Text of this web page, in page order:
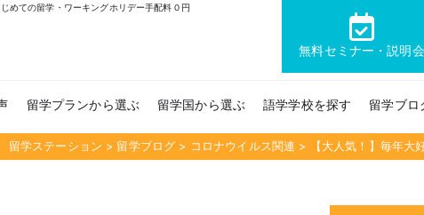
めての留学・ワーキングホリデー手配料０円
無料セミナー・説明会
留学プランから選ぶ 留学国から選ぶ 語学学校を探す 留学ブロ
留学ステーション > 留学ブログ > コロナウイルス関連 > 【大人気！】毎年